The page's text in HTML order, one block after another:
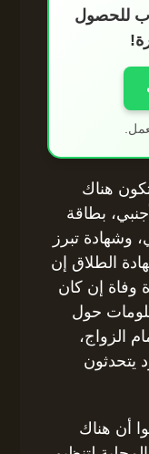
للحصول
هناك
بطاقة
وشهادة تبرز
الطلاق إن
وفاة إن كان
حول
الزواج،
يتحدثون
أن هناك